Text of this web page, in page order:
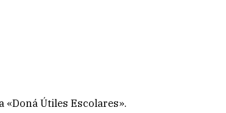
Útiles Escolares».